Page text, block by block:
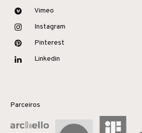
Vimeo
Instagram
Pinterest
Linkedin
Parceiros